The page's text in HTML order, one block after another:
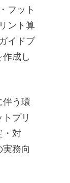
フット
ント算
イドブ
成し
伴う環
プリ
・対
務向